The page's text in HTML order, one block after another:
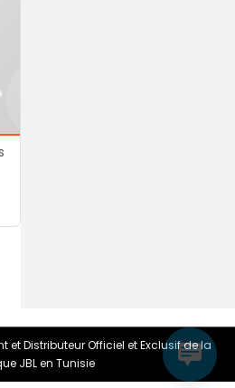
et Distributeur Officiel et Exclusif de la
JBL en Tunisie